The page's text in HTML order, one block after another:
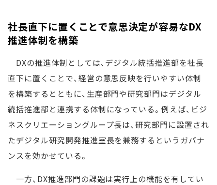
社長直下に置くことで意思決定が容易なDX
推進体制を構築
DXの推進体制としては、デジタル統括推進部を社長
直下に置くことで、経営の意思反映を行いやすい体制
を構築するとともに、生産部門や研究部門はデジタル
統括推進部と連携する体制になっている。例えば、ビジ
ネスクリエーショングループ長は、研究部門に設置され
たデジタル研究開発推進室長を兼務するというガバナ
ンスを効かせている。
一方、DX推進部門の課題は実行上の機能を有してい